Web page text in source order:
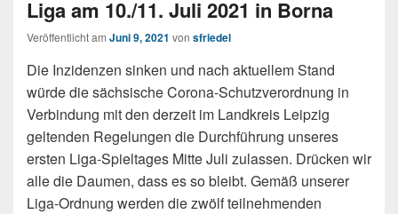
Liga am 10./11. Juli 2021 in Borna
Veröffentlicht am Juni 9, 2021 von sfriedel
Die Inzidenzen sinken und nach aktuellem Stand
würde die sächsische Corona-Schutzverordnung in
Verbindung mit den derzeit im Landkreis Leipzig
geltenden Regelungen die Durchführung unseres
ersten Liga-Spieltages Mitte Juli zulassen. Drücken wir
alle die Daumen, dass es so bleibt. Gemäß unserer
Liga-Ordnung werden die zwölf teilnehmenden